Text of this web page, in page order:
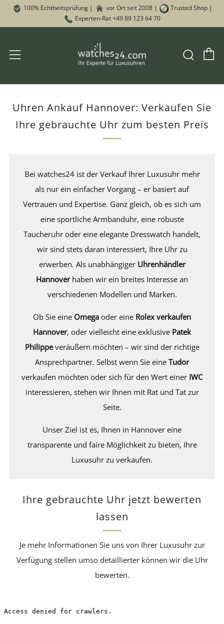
100% Echtheitsprüfung | vor Ort seit 2008 |
Trusted Shop |
Experten-Rat +49 89 123 64 70
Menü
Uhren Ankauf Hannover: Verkaufen Sie
Ihre gebrauchte Uhr zum besten Preis
Bei watches24 ist der Verkauf Ihrer Luxusuhr mehr
als nur ein einfacher Vorgang – er basiert auf
Vertrauen und Expertise. Ganz gleich, ob es sich um
eine sportliche Armbanduhr, eine robuste
Taucheruhr oder eine elegante Dresswatch handelt,
wir sind stets daran interessiert, Ihre Uhr zu
erwerben. Als unabhängiger Uhrenhändler
Hannoverhaben wir ein breites Interesse an
verschiedenen Modellen und Marken.
Ob Sie eine Omega oder eine Rolex verkaufen
Hannover, oder vielleicht eine exklusive Patek
Philippeveräußern möchten – wir sind der richtige
Ansprechpartner. Selbst wenn Sie eine Tudor
verkaufen möchten oder sich für den Wert einer IWC
interessieren, stehen wir Ihnen mit Rat und Tat zur
Seite.
Unser Ziel ist es, Ihnen in Hannover eine
transparente und faire Möglichkeit zu bieten, Ihre
Luxusuhr zu verkaufen.
Ihre gebrauchte Uhr jetzt bewerten
lassen
Je mehr Informationen Sie uns von Ihrer Luxusuhr zur
Verfügung stellen umso detaillierter können wir die Uhr
bewerten.